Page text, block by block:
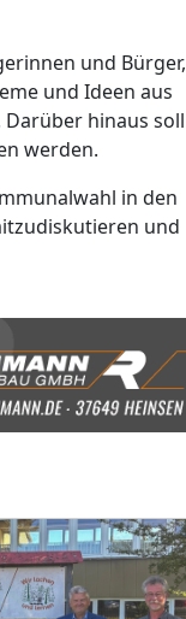
und Bürger,
und Ideen aus
hinaus soll
werden.
in den
und